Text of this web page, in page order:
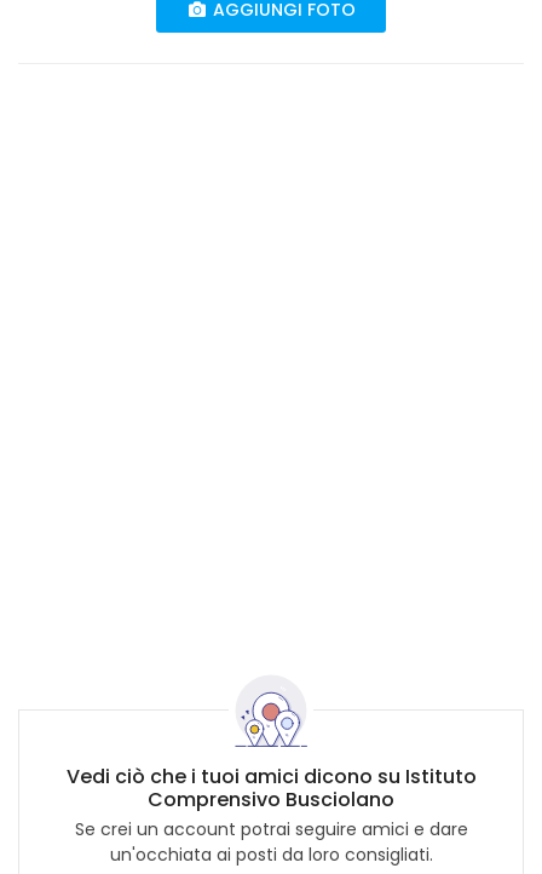
AGGIUNGI FOTO
Vedi ciò che i tuoi amici dicono su Istituto
Comprensivo Busciolano
Se crei un account potrai seguire amici e dare
un'occhiata ai posti da loro consigliati.